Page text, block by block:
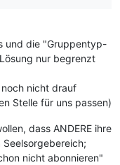
und die "Gruppentyp-
nur begrenzt
nicht drauf
Stelle für uns passen)
dass ANDERE ihre
Seelsorgebereich;
nicht abonnieren"